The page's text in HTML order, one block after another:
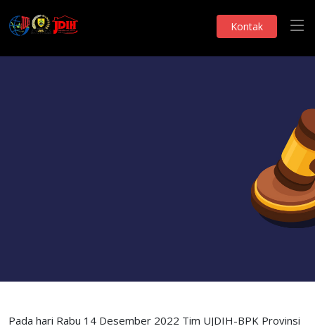
Kontak
Pada hari Rabu 14 Desember 2022 Tim UJDIH-BPK Provinsi